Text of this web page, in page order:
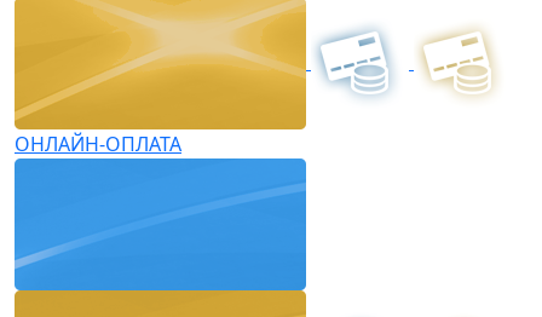
ОНЛАЙН-ОПЛАТА